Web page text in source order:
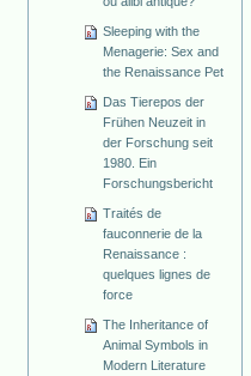
Sleeping with the
Menagerie: Sex and
the Renaissance Pet
Das Tierepos der
Frühen Neuzeit in
der Forschung seit
1980. Ein
Forschungsbericht
Traités de
fauconnerie de la
Renaissance :
quelques lignes de
force
The Inheritance of
Animal Symbols in
Modern Literature